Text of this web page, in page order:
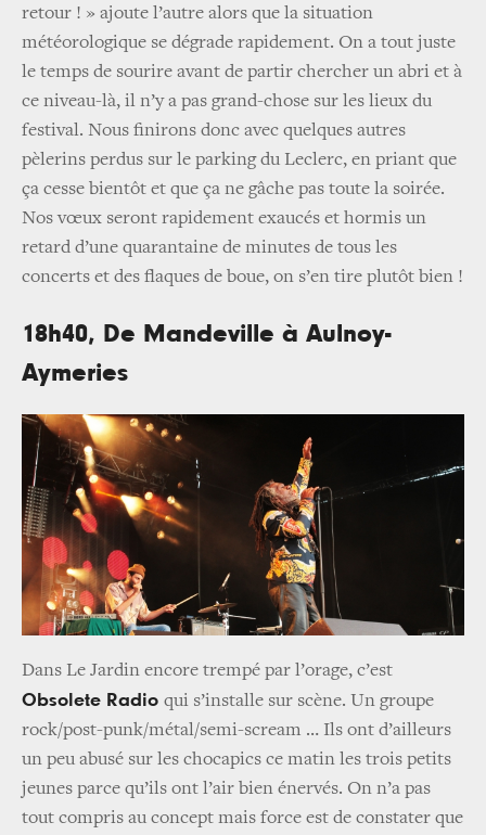
retour ! » ajoute l’autre alors que la situation
météorologique se dégrade rapidement. On a tout juste
le temps de sourire avant de partir chercher un abri et à
ce niveau-là, il n’y a pas grand-chose sur les lieux du
festival. Nous finirons donc avec quelques autres
pèlerins perdus sur le parking du Leclerc, en priant que
ça cesse bientôt et que ça ne gâche pas toute la soirée.
Nos vœux seront rapidement exaucés et hormis un
retard d’une quarantaine de minutes de tous les
concerts et des flaques de boue, on s’en tire plutôt bien !
18h40, De Mandeville à Aulnoy-
Aymeries
Dans Le Jardin encore trempé par l’orage, c’est
Obsolete Radio qui s’installe sur scène. Un groupe
rock/post-punk/métal/semi-scream … Ils ont d’ailleurs
un peu abusé sur les chocapics ce matin les trois petits
jeunes parce qu’ils ont l’air bien énervés. On n’a pas
tout compris au concept mais force est de constater que